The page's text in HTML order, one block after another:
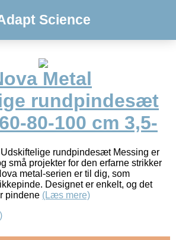
Science
Metal
rundpindesæt
80-100 cm 3,5-
rundpindesæt Messing er
små projekter for den erfarne strikker
metal-serien er til dig, som
Designet er enkelt, og det
pindene (Læs mere)